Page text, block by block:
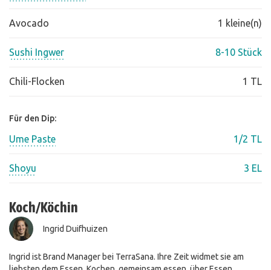
Avocado 1 kleine(n)
Sushi Ingwer 8-10 Stück
Chili-Flocken 1 TL
Für den Dip:
Ume Paste 1/2 TL
Shoyu 3 EL
Koch/Köchin
Ingrid Duifhuizen
Ingrid ist Brand Manager bei TerraSana. Ihre Zeit widmet sie am